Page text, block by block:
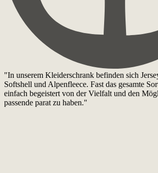
"In unserem Kleiderschrank befinden sich
Softshell und Alpenfleece. Fast das gesamte
einfach begeistert von der Vielfalt und den
passende parat zu haben."